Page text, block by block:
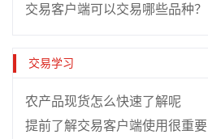
交易客户端可以交易哪些品种？
交易学习
农产品现货怎么快速了解呢
提前了解交易客户端使用很重要